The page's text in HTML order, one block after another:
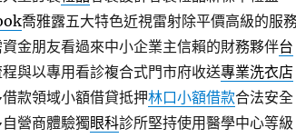
喬雅露五大特色近視雷射除平價高級的服
金朋友看過來中小企業主信賴的財務夥伴台
與以專用看診複合式門市府收送專業洗衣店
款領域小額借貸抵押林口小額借款合法安全
營商體驗獨眼科診所堅持使用醫學中心等級